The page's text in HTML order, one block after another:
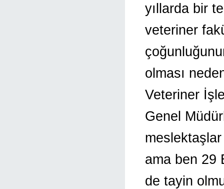
yıllarda bir
veteriner
olması
Veteriner
Genel
ama ben 29
de tayin